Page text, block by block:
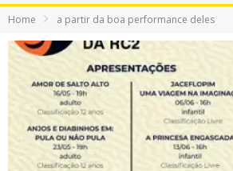
Home a partir da boa performance deles